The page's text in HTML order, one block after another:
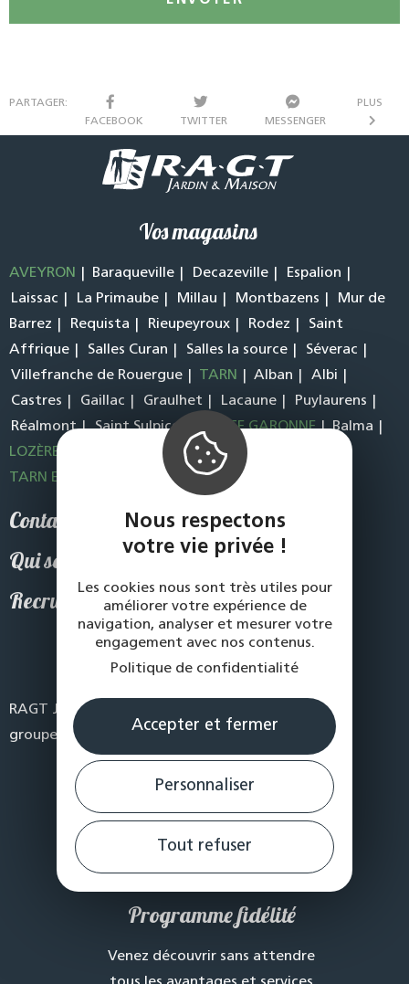
PARTAGER:
FACEBOOK
TWITTER MESSENGER
PLUS
Vos magasins
AVEYRON Baraqueville Decazeville
Espalion
Laissac
La Primaube Millau Montbazens
Mur de
Barrez
Requista Rieupeyroux Rodez
Saint
Affrique
Salles Curan Salles la source
Séverac
Villefranche de Rouergue
TARN Alban
Albi
Castres
Gaillac Graulhet Lacaune
Puylaurens
Réalmont
Saint Sulpice HAUTE GARONNE
Balma
LOZÈRE
St Chely D’Apcher
TARN ET GARONNE
Laguepie
Contact
Qui sommes-nous
Recrutement
Suivez-nous
RAGT Jardin & Maison est l’enseigne magasin du
groupe RAGT
Programme fidélité
Venez découvrir sans attendre
Nous respectons
votre vie privée !
Les cookies nous sont très utiles pour
améliorer votre expérience de
navigation, analyser et mesurer votre
engagement avec nos contenus.
Politique de confidentialité
Accepter et fermer
Personnaliser
Tout refuser